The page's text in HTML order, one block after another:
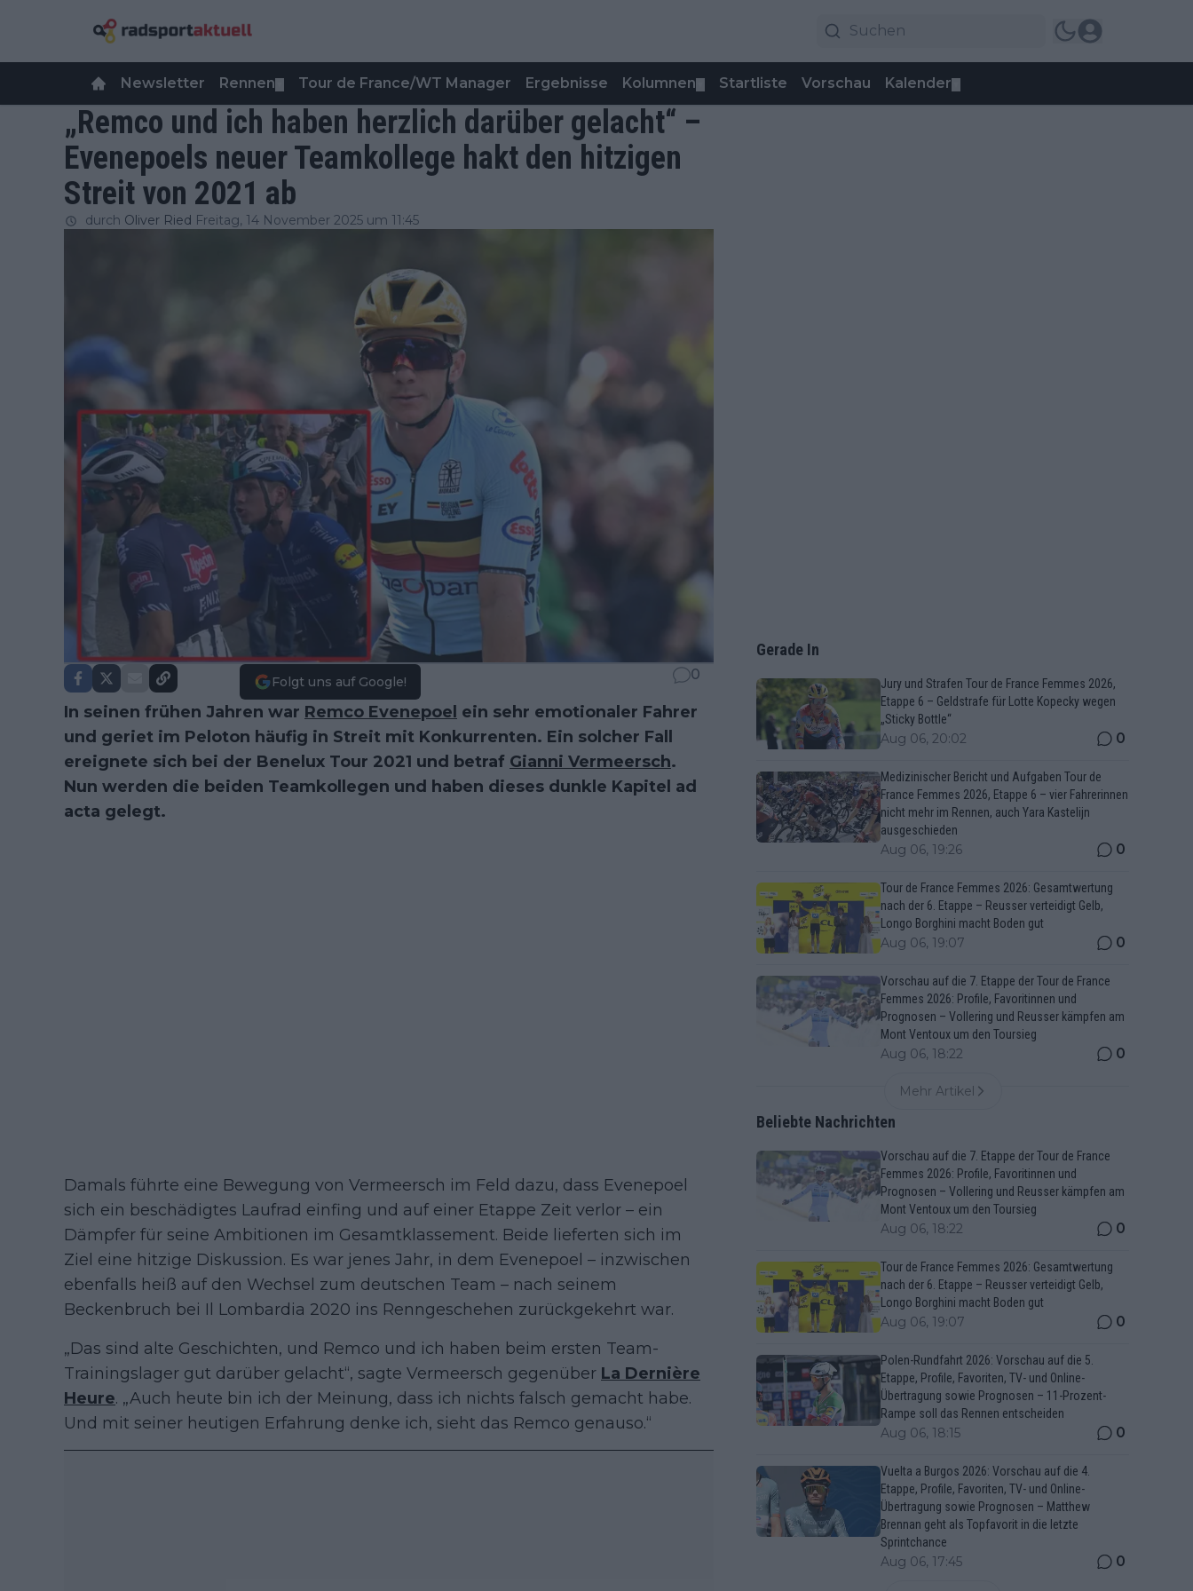
Newsletter Rennen Tour de France/WT Manager Ergebnisse Kolumnen Startliste Vorschau Kalender
„Remco und ich haben herzlich darüber gelacht“ –
Evenepoels neuer Teamkollege hakt den hitzigen
Streit von 2021 ab
durch Oliver Ried Freitag, 14 November 2025 um 11:45
Folgt uns auf Google! 0
In seinen frühen Jahren war Remco Evenepoel ein sehr emotionaler Fahrer
und geriet im Peloton häufig in Streit mit Konkurrenten. Ein solcher Fall
ereignete sich bei der Benelux Tour 2021 und betraf Gianni Vermeersch.
Nun werden die beiden Teamkollegen und haben dieses dunkle Kapitel ad
acta gelegt.
Damals führte eine Bewegung von Vermeersch im Feld dazu, dass Evenepoel
sich ein beschädigtes Laufrad einfing und auf einer Etappe Zeit verlor – ein
Dämpfer für seine Ambitionen im Gesamtklassement. Beide lieferten sich im
Ziel eine hitzige Diskussion. Es war jenes Jahr, in dem Evenepoel – inzwischen
ebenfalls heiß auf den Wechsel zum deutschen Team – nach seinem
Beckenbruch bei Il Lombardia 2020 ins Renngeschehen zurückgekehrt war.
„Das sind alte Geschichten, und Remco und ich haben beim ersten Team-
Trainingslager gut darüber gelacht“, sagte Vermeersch gegenüber La Dernière
Heure. „Auch heute bin ich der Meinung, dass ich nichts falsch gemacht habe.
Und mit seiner heutigen Erfahrung denke ich, sieht das Remco genauso.“
Gerade In
Jury und Strafen Tour de France Femmes 2026,
Etappe 6 – Geldstrafe für Lotte Kopecky wegen
„Sticky Bottle“
Aug 06, 20:02 0
Medizinischer Bericht und Aufgaben Tour de
France Femmes 2026, Etappe 6 – vier Fahrerinnen
nicht mehr im Rennen, auch Yara Kastelijn
ausgeschieden
Aug 06, 19:26 0
Tour de France Femmes 2026: Gesamtwertung
nach der 6. Etappe – Reusser verteidigt Gelb,
Longo Borghini macht Boden gut
Aug 06, 19:07 0
Vorschau auf die 7. Etappe der Tour de France
Femmes 2026: Profile, Favoritinnen und
Prognosen – Vollering und Reusser kämpfen am
Mont Ventoux um den Toursieg
Aug 06, 18:22 0
Mehr Artikel
Beliebte Nachrichten
Vorschau auf die 7. Etappe der Tour de France
Femmes 2026: Profile, Favoritinnen und
Prognosen – Vollering und Reusser kämpfen am
Mont Ventoux um den Toursieg
Aug 06, 18:22 0
Tour de France Femmes 2026: Gesamtwertung
nach der 6. Etappe – Reusser verteidigt Gelb,
Longo Borghini macht Boden gut
Aug 06, 19:07 0
Polen-Rundfahrt 2026: Vorschau auf die 5.
Etappe, Profile, Favoriten, TV- und Online-
Übertragung sowie Prognosen – 11-Prozent-
Rampe soll das Rennen entscheiden
Aug 06, 18:15 0
Vuelta a Burgos 2026: Vorschau auf die 4.
Etappe, Profile, Favoriten, TV- und Online-
Übertragung sowie Prognosen – Matthew
Brennan geht als Topfavorit in die letzte
Sprintchance
Aug 06, 17:45 0